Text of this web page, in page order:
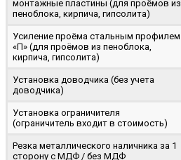
монтажные пластины (для проёмов из
пеноблока, кирпича, гипсолита)
Усиление проёма стальным профилем
«П» (для проёмов из пеноблока,
кирпича, гипсолита)
Установка доводчика (без учета
доводчика)
Установка ограничителя
(ограничитель входит в стоимость)
Резка металлического наличника за 1
сторону с МДФ / без МДФ